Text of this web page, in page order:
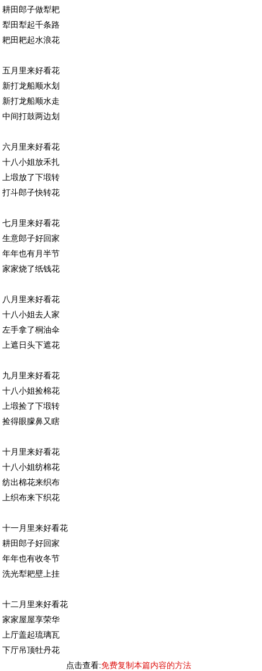
耕田郎子做犁耙
犁田犁起千条路
耙田耙起水浪花
五月里来好看花
新打龙船顺水划
新打龙船顺水走
中间打鼓两边划
六月里来好看花
十八小姐放禾扎
上塅放了下塅转
打斗郎子快转花
七月里来好看花
生意郎子好回家
年年也有月半节
家家烧了纸钱花
八月里来好看花
十八小姐去人家
左手拿了桐油伞
上遮日头下遮花
九月里来好看花
十八小姐捡棉花
上塅捡了下塅转
捡得眼朦鼻又瞎
十月里来好看花
十八小姐纺棉花
纺出棉花来织布
上织布来下织花
十一月里来好看花
耕田郎子好回家
年年也有收冬节
洗光犁耙壁上挂
十二月里来好看花
家家屋屋享荣华
上厅盖起琉璃瓦
下厅吊顶牡丹花
点击查看:免费复制本篇内容的方法